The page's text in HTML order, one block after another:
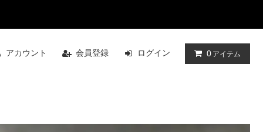
アカウント 会員登録 ログイン 0 アイテム